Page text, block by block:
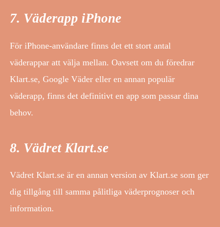
7. Väderapp iPhone
För iPhone-användare finns det ett stort antal
väderappar att välja mellan. Oavsett om du föredrar
Klart.se, Google Väder eller en annan populär
väderapp, finns det definitivt en app som passar dina
behov.
8. Vädret Klart.se
Vädret Klart.se är en annan version av Klart.se som ger
dig tillgång till samma pålitliga väderprognoser och
information.